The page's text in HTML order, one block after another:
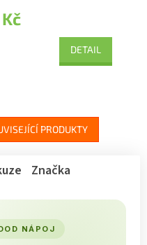
DETAIL
PRODUKTY
Značka
NÁPOJ